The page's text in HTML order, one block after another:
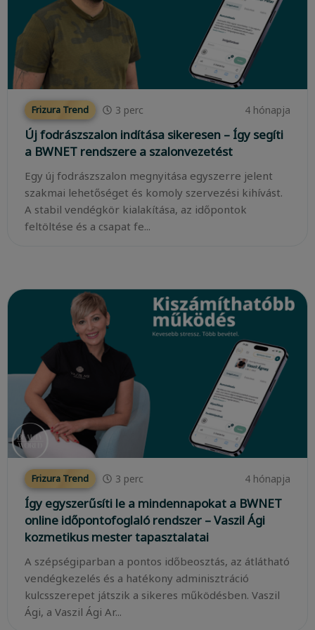
Frizura Trend 3 perc 4 hónapja
Új fodrászszalon indítása sikeresen – Így segíti
a BWNET rendszere a szalonvezetést
Egy új fodrászszalon megnyitása egyszerre jelent
szakmai lehetőséget és komoly szervezési kihívást.
A stabil vendégkör kialakítása, az időpontok
feltöltése és a csapat fe...
Frizura Trend 3 perc 4 hónapja
Így egyszerűsíti le a mindennapokat a BWNET
online időpontofoglaló rendszer – Vaszil Ági
kozmetikus mester tapasztalatai
A szépségiparban a pontos időbeosztás, az átlátható
vendégkezelés és a hatékony adminisztráció
kulcsszerepet játszik a sikeres működésben. Vaszil
Ági, a Vaszil Ági Ar...